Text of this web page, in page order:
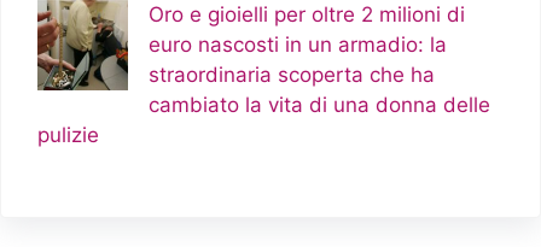
Oro e gioielli per oltre 2 milioni di
euro nascosti in un armadio: la
straordinaria scoperta che ha
cambiato la vita di una donna delle
pulizie